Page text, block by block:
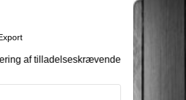
af tilladelseskrævende våben uden